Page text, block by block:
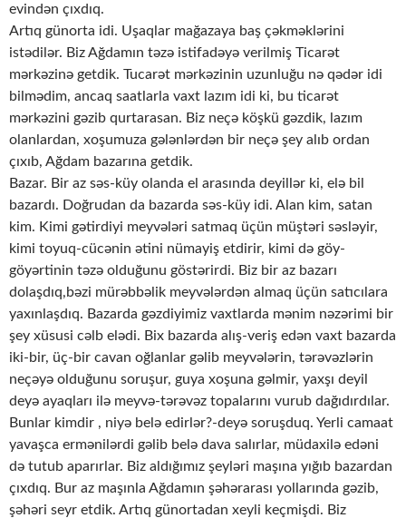
evindən çıxdıq.
Artıq günorta idi. Uşaqlar mağazaya baş çəkməklərini
istədilər. Biz Ağdamın təzə istifadəyə verilmiş Ticarət
mərkəzinə getdik. Tucarət mərkəzinin uzunluğu nə qədər idi
bilmədim, ancaq saatlarla vaxt lazım idi ki, bu ticarət
mərkəzini gəzib qurtarasan. Biz neçə köşkü gəzdik, lazım
olanlardan, xoşumuza gələnlərdən bir neçə şey alıb ordan
çıxıb, Ağdam bazarına getdik.
Bazar. Bir az səs-küy olanda el arasında deyillər ki, elə bil
bazardı. Doğrudan da bazarda səs-küy idi. Alan kim, satan
kim. Kimi gətirdiyi meyvələri satmaq üçün müştəri səsləyir,
kimi toyuq-cücənin ətini nümayiş etdirir, kimi də göy-
göyərtinin təzə olduğunu göstərirdi. Biz bir az bazarı
dolaşdıq,bəzi mürəbbəlik meyvələrdən almaq üçün satıcılara
yaxınlaşdıq. Bazarda gəzdiyimiz vaxtlarda mənim nəzərimi bir
şey xüsusi cəlb elədi. Bix bazarda alış-veriş edən vaxt bazarda
iki-bir, üç-bir cavan oğlanlar gəlib meyvələrin, tərəvəzlərin
neçəyə olduğunu soruşur, guya xoşuna gəlmir, yaxşı deyil
deyə ayaqları ilə meyvə-tərəvəz topalarını vurub dağıdırdılar.
Bunlar kimdir , niyə belə edirlər?-deyə soruşduq. Yerli camaat
yavaşca ermənilərdi gəlib belə dava salırlar, müdaxilə edəni
də tutub aparırlar. Biz aldığımız şeyləri maşına yığıb bazardan
çıxdıq. Bur az maşınla Ağdamın şəhərarası yollarında gəzib,
şəhəri seyr etdik. Artıq günortadan xeyli keçmişdi. Biz